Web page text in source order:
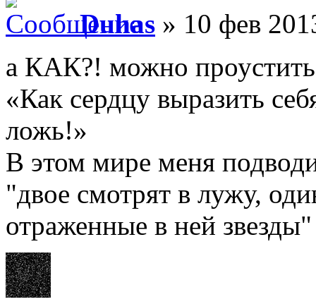
Duhas » 10 фев
а КАК?! можно
«Как сердцу выразить
ложь!»
В этом мире меня
"двое смотрят в лужу,
отраженные в ней звезды"